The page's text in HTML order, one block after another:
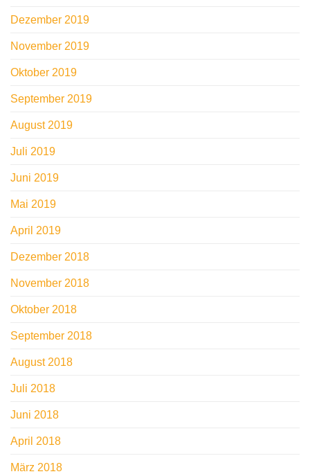
Dezember 2019
November 2019
Oktober 2019
September 2019
August 2019
Juli 2019
Juni 2019
Mai 2019
April 2019
Dezember 2018
November 2018
Oktober 2018
September 2018
August 2018
Juli 2018
Juni 2018
April 2018
März 2018